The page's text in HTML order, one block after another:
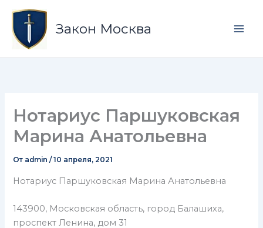
Перейти
содержимомуЗакон Москва
Нотариус Паршуковская
Марина Анатольевна
От admin/10 апреля, 2021
Нотариус Паршуковская Марина Анатольевна
143900, Московская область, город Балашиха,
проспект Ленина, дом 31